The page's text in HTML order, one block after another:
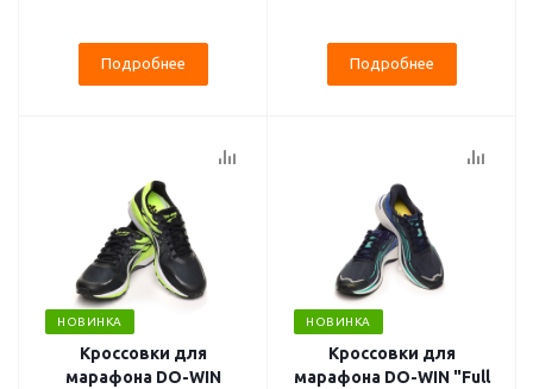
Подробнее Подробнее
НОВИНКА
Кроссовки для
марафона DO-WIN
НОВИНКА
Кроссовки для
марафона DO-WIN "Full